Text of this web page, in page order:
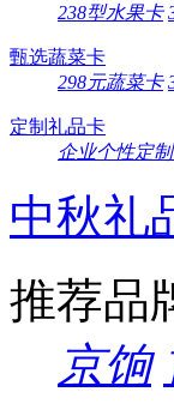
238型水果卡
甄选蔬菜卡
298元蔬菜卡
定制礼品卡
企业个性定
中秋礼
推荐品
京饷